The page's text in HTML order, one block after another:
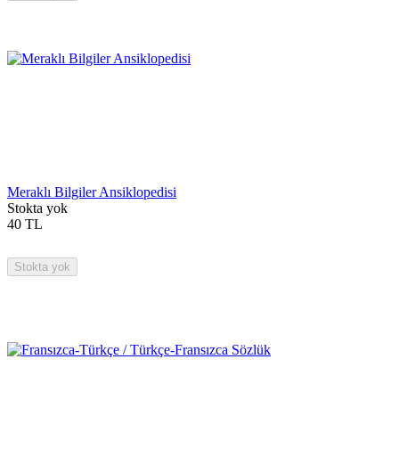
Meraklı Bilgiler Ansiklopedisi
Stokta yok
40 TL
Stokta yok